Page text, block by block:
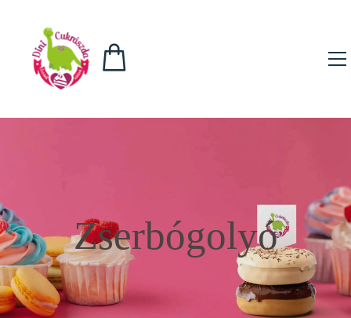
Zserbógolyó